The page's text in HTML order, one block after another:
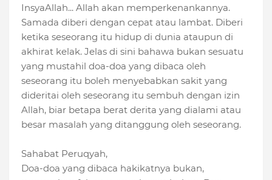
InsyaAllah... Allah akan memperkenankannya.
Samada diberi dengan cepat atau lambat. Diberi
ketika seseorang itu hidup di dunia ataupun di
akhirat kelak. Jelas di sini bahawa bukan sesuatu
yang mustahil doa-doa yang dibaca oleh
seseorang itu boleh menyebabkan sakit yang
dideritai oleh seseorang itu sembuh dengan izin
Allah, biar betapa berat derita yang dialami atau
besar masalah yang ditanggung oleh seseorang.
Sahabat Peruqyah,
Doa-doa yang dibaca hakikatnya bukan,